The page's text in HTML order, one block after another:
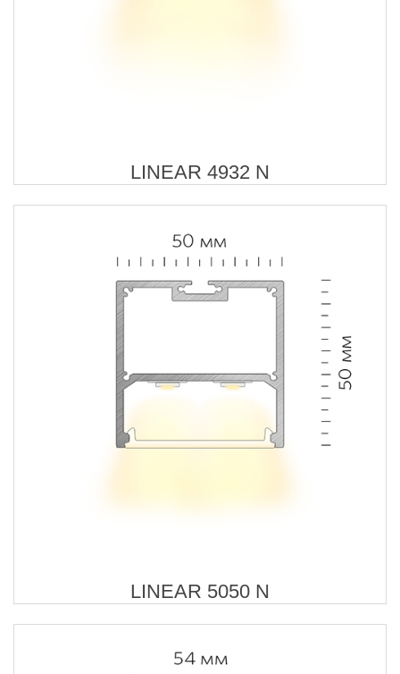
LINEAR 4932 N
LINEAR 5050 N